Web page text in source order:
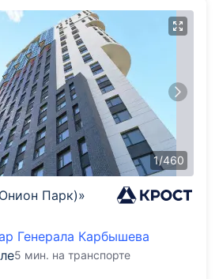
1/460
Парк)»
Генерала Карбышева
5 мин. на транспорте